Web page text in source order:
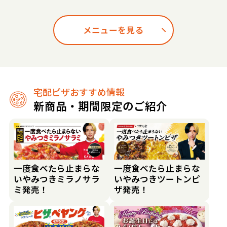
メニューを見る
宅配ピザおすすめ情報
新商品・期間限定のご紹介
一度食べたら止まらな
いやみつきミラノサラ
ミ発売！
一度食べたら止まらな
いやみつきツートンピ
ザ発売！